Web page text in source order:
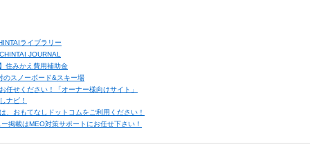
ライブラリー
JOURNAL
住みかえ費用補助金
のスノーボード&スキー場
任せください！「オーナー様向けサイト」
ナビ！
、おもてなしドットコムをご利用ください！
掲載はMEO対策サポートにお任せ下さい！